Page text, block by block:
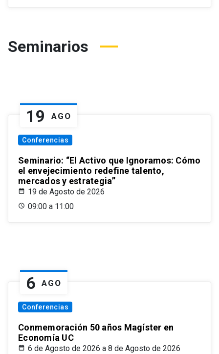
Seminarios
19 AGO
Conferencias
Seminario: “El Activo que Ignoramos: Cómo
el envejecimiento redefine talento,
mercados y estrategia”
19 de Agosto de 2026
09:00 a 11:00
6 AGO
Conferencias
Conmemoración 50 años Magíster en
Economía UC
6 de Agosto de 2026 a 8 de Agosto de 2026